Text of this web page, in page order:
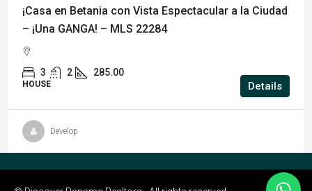
¡Casa en Betania con Vista Espectacular a la Ciudad
– ¡Una GANGA! – MLS 22284
3 2 285.00
HOUSE Details
Develop